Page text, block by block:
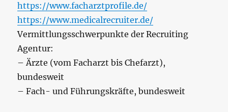
https://www.facharztprofile.de/
https://www.medicalrecruiter.de/
Vermittlungsschwerpunkte der Recruiting
Agentur:
– Ärzte (vom Facharzt bis Chefarzt),
bundesweit
– Fach- und Führungskräfte, bundesweit